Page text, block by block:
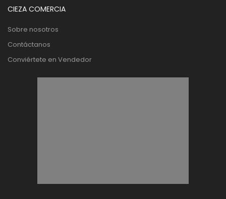
CIEZA COMERCIA
Sobre nosotros
Contáctanos
Conviértete en Vendedor